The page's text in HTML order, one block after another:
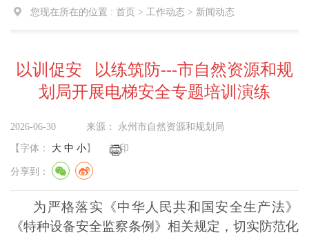
您现在所在的位置 : 首页 > 工作动态 > 新闻动态
以训促安 以练筑防---市自然资源和规
划局开展电梯安全专题培训演练
2026-06-30 来源： 永州市自然资源和规划局
【字体： 大 中 小 】 打印
分享到：
为严格落实《中华人民共和国安全生产法》
《特种设备安全监察条例》相关规定，切实防范化